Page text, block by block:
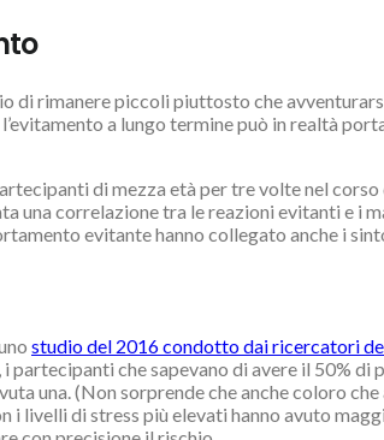
di rimanere piccoli piuttosto che
l’evitamento a lungo termine può in realtà
di mezza età per tre volte nel
una correlazione tra le reazioni evitanti e i
evitante hanno collegato anche i
studio del 2016 condotto dai ricercatori
i partecipanti che sapevano di avere il 50%
una. (Non sorprende che anche coloro
i livelli di stress più elevati hanno avuto